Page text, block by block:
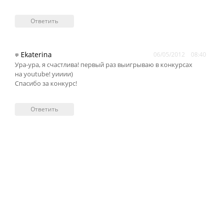
Ответить
💬 Ekaterina 06/05/2012 08:40
Ура-ура, я счастлива! первый раз выигрываю в конкурсах
на youtube! уииии)
Спасибо за конкурс!
Ответить